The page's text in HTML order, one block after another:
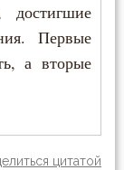
Первые
а вторые
цитатой